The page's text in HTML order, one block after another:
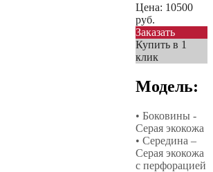
Цена: 10500
руб.
Заказать
Купить в 1
клик
Модель:
• Боковины -
Серая экокожа
• Середина –
Серая экокожа
с перфорацией